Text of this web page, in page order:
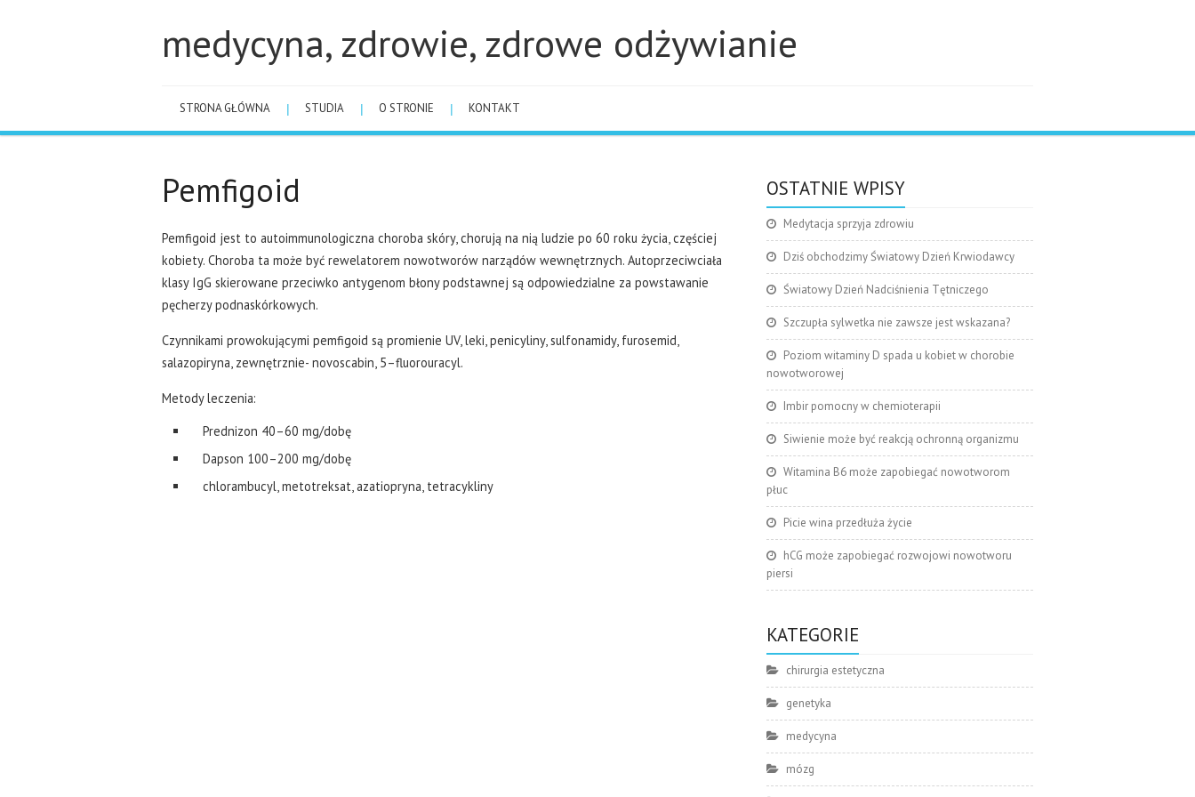
medycyna, zdrowie, zdrowe odżywianie
STRONA GŁÓWNA STUDIA O STRONIE KONTAKT
Pemfigoid
Pemfigoid jest to autoimmunologiczna choroba skóry, chorują na nią ludzie po 60 roku życia, częściej
kobiety. Choroba ta może być rewelatorem nowotworów narządów wewnętrznych. Autoprzeciwciała
klasy IgG skierowane przeciwko antygenom błony podstawnej są odpowiedzialne za powstawanie
pęcherzy podnaskórkowych.
Czynnikami prowokującymi pemfigoid są promienie UV, leki, penicyliny, sulfonamidy, furosemid,
salazopiryna, zewnętrznie- novoscabin, 5–fluorouracyl.
Metody leczenia:
Prednizon 40–60 mg/dobę
Dapson 100–200 mg/dobę
chlorambucyl, metotreksat, azatiopryna, tetracykliny
OSTATNIE WPISY
Medytacja sprzyja zdrowiu
Dziś obchodzimy Światowy Dzień Krwiodawcy
Światowy Dzień Nadciśnienia Tętniczego
Szczupła sylwetka nie zawsze jest wskazana?
Poziom witaminy D spada u kobiet w chorobie
nowotworowej
Imbir pomocny w chemioterapii
Siwienie może być reakcją ochronną organizmu
Witamina B6 może zapobiegać nowotworom
płuc
Picie wina przedłuża życie
hCG może zapobiegać rozwojowi nowotworu
piersi
KATEGORIE
chirurgia estetyczna
genetyka
medycyna
mózg